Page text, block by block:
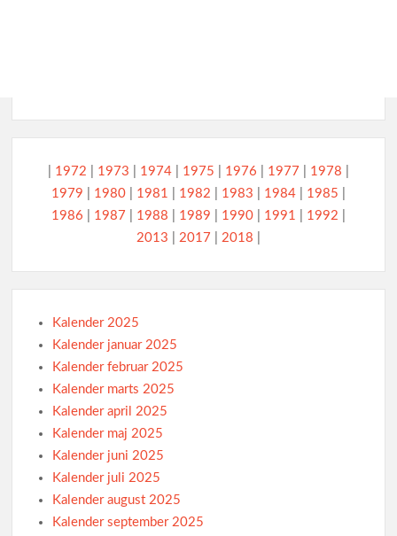
1972 1973 1974| 1975 1976 1977 1978
1979
1980| 1981 1982 1983 1984| 1985
1986
1987 1988 1989 1990| 1991 1992
2013
2017 2018
Kalender 2025
Kalender januar 2025
Kalender februar 2025
Kalender marts 2025
Kalender april 2025
Kalender maj 2025
Kalender juni 2025
Kalender juli 2025
Kalender august 2025
Kalender september 2025